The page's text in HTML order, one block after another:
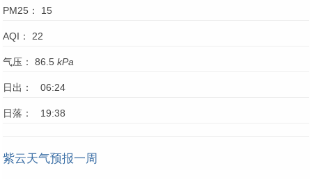
PM25： 15
AQI： 22
气压： 86.5 kPa
日出： 06:24
日落： 19:38
紫云天气预报一周